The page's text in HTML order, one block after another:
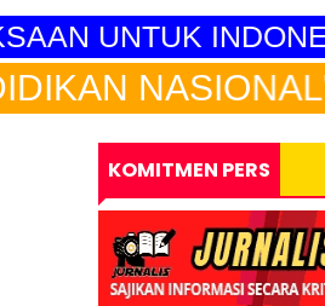
UNTUK
KOMITMEN PERS